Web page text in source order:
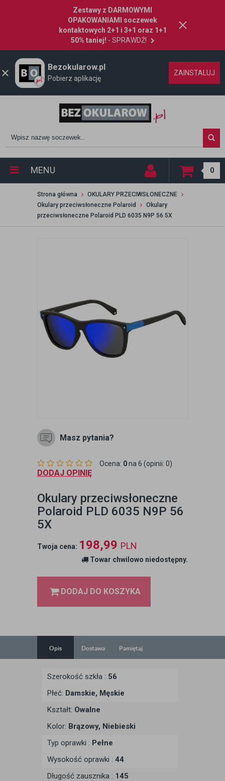
Zestawy z DARMOWYMI
OPAKOWANIAMI soczewek
kontaktowych 2+1 i 3+1 oraz 1+1
50% taniej! - SPRAWDŹ!
Bezokularow.pl
Pobierz aplikację
ZAINSTALUJ
MENU 0
Strona główna
OKULARY PRZECIWSŁONECZNE
Okulary przeciwsłoneczne Polaroid
Okulary
przeciwsłoneczne Polaroid PLD 6035 N9P 56 5X
Masz pytania?
Ocena: 0na 6 (opinii: 0)
DODAJ OPINIĘ
Okulary przeciwsłoneczne
Polaroid PLD 6035 N9P 56
5X
Twoja cena: 198,99 PLN
Towar chwilowo niedostępny.
DODAJ DO KOSZYKA
Opis Dostawa Pamiętaj
Szerokość szkła : 56
Płeć: Damskie, Męskie
Kształt: Owalne
Kolor: Brązowy, Niebieski
Typ oprawki : Pełne
Wysokość oprawki : 44
Długość zausznika : 145